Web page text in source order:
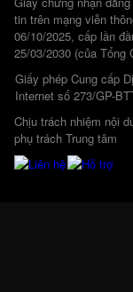
tin trên mạng viễn
06/10/2025, cấp lần
25/03/2030 (của Tổng
Giấy phép Cung cấp
Internet số 273/GP-
Chịu trách nhiệm nội
phụ trách Trung tâm